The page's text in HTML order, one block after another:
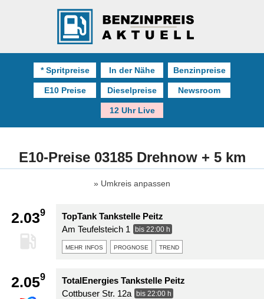
* Spritpreise In der Nähe Benzinpreise
E10 Preise Dieselpreise Newsroom
12 Uhr Live
E10-Preise 03185 Drehnow + 5 km
Umkreis anpassen
2.039
TopTank Tankstelle Peitz
Am Teufelsteich 1
bis 22:00 h
mehr infos prognose trend
2.059
TotalEnergies Tankstelle Peitz
Cottbuser Str. 12a
bis 22:00 h